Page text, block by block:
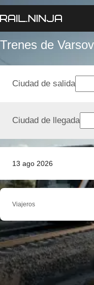
Trenes de
13 ago 2026
Ciudad de salida
Ciudad de llegada
Viajeros